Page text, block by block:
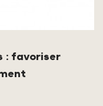
: favoriser